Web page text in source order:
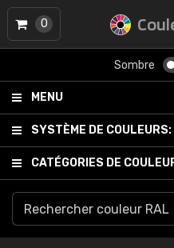
Sombre
MENU
SYSTÈME DE COULEURS:
CATÉGORIES DE
0